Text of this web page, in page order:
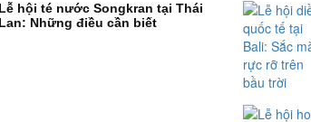
Lễ hội té nước Songkran tại Thái
Lan: Những điều cần biết